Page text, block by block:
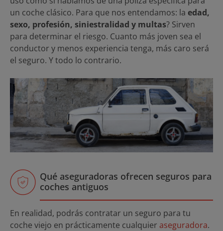
un coche clásico. Para que nos entendamos: la edad,
sexo, profesión, siniestralidad y multas? Sirven
para determinar el riesgo. Cuanto más joven sea el
conductor y menos experiencia tenga, más caro será
el seguro. Y todo lo contrario.
Qué aseguradoras ofrecen seguros para
coches antiguos
En realidad, podrás contratar un seguro para tu
coche viejo en prácticamente cualquier aseguradora.